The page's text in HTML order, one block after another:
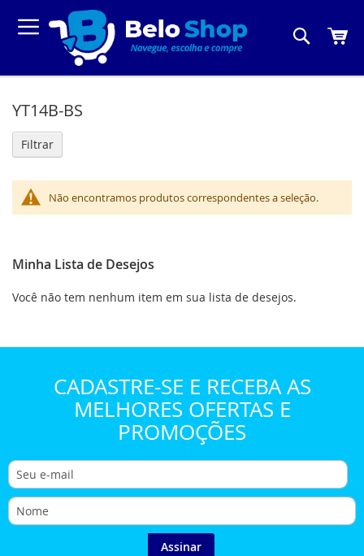
YT14B-BS
Não encontramos produtos correspondentes a seleção.
Filtrar
Minha Lista de Desejos
Você não tem nenhum item em sua lista de desejos.
CADASTRE-SE E RECEBA AS
MELHORES OFERTAS E
PROMOÇÕES
Assinar